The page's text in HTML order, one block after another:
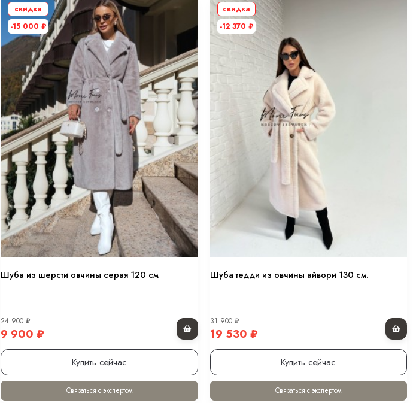
скидка
-15 000₽
Шуба из шерсти овчины серая 120 см
24 900₽
9 900₽
Купить сейчас
Связаться с экспертом
скидка
-12 370 ₽
Шуба тедди из овчины айвори 130 см.
31 900₽
19 530 ₽
Купить сейчас
Связаться с экспертом